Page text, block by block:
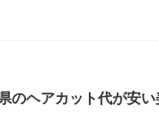
のヘアカット代が安